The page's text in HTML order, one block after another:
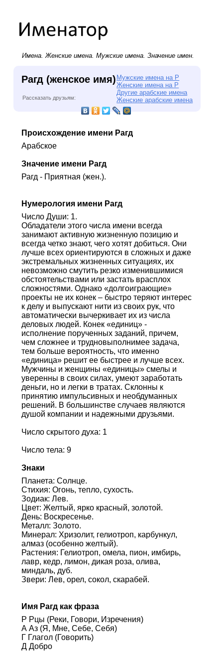
Имена.Женские имена. Мужские имена. Значение имен.
Рагд (женское имя) Мужские имена на Р
Женские имена на Р
Другие арабские имена
Женские арабские имена
Рассказать друзьям:
Происхождение имени Рагд
Арабское
Значение имени Рагд
Рагд - Приятная (жен.).
Нумерология имени Рагд
Число Души: 1.
Обладатели этого числа имени всегда
занимают активную жизненную позицию и
всегда четко знают, чего хотят добиться. Они
лучше всех ориентируются в сложных и даже
экстремальных жизненных ситуациях, их
невозможно смутить резко изменившимися
обстоятельствами или застать врасплох
сложностями. Однако «долгоиграющие»
проекты не их конек – быстро теряют интерес
к делу и выпускают нити из своих рук, что
автоматически вычеркивает их из числа
деловых людей. Конек «единиц» -
исполнение порученных заданий, причем,
чем сложнее и трудновыполнимее задача,
тем больше вероятность, что именно
«единица» решит ее быстрее и лучше всех.
Мужчины и женщины «единицы» смелы и
уверенны в своих силах, умеют заработать
деньги, но и легки в тратах. Склонны к
принятию импульсивных и необдуманных
решений. В большинстве случаев являются
душой компании и надежными друзьями.
Число скрытого духа: 1
Число тела: 9
Знаки
Планета: Солнце.
Стихия: Огонь, тепло, сухость.
Зодиак: Лев.
Цвет: Желтый, ярко красный, золотой.
День: Воскресенье.
Металл: Золото.
Минерал: Хризолит, гелиотроп, карбункул,
алмаз (особенно желтый).
Растения: Гелиотроп, омела, пион, имбирь,
лавр, кедр, лимон, дикая роза, олива,
миндаль, дуб.
Звери: Лев, орел, сокол, скарабей.
Имя Рагд как фраза
Р Рцы (Реки, Говори, Изречения)
А Аз (Я, Мне, Себе, Себя)
Г Глагол (Говорить)
Д Добро